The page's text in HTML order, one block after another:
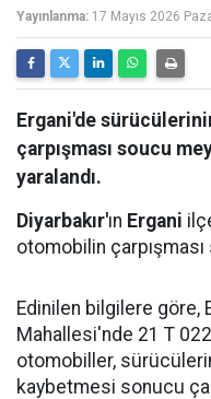
Yayınlanma: 17 Mayıs 2026
Ergani'de
çarpışması soucu
yaralandı.
Diyarbakır'ın Ergani
otomobilin
Edinilen bilgilere göre,
Mahallesi'nde 21 T
otomobiller,
kaybetmesi sonucu